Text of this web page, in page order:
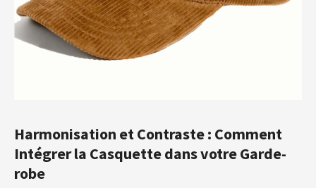
Harmonisation et Contraste : Comment
Intégrer la Casquette dans votre Garde-
robe